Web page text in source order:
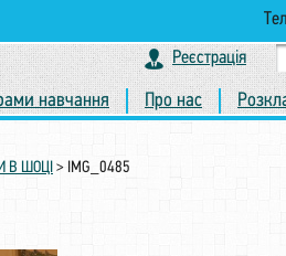
Реєстрація
навчання Про нас
В ШОЦІ > IMG_0485